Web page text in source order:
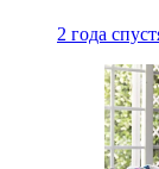
2 года